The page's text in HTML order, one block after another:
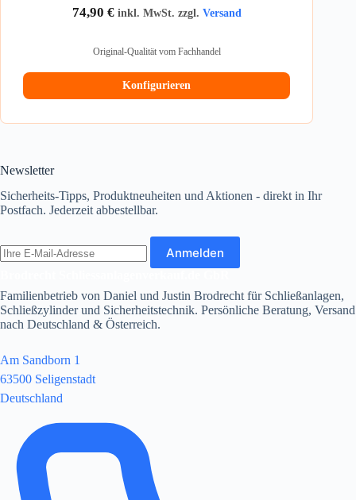
74,90 € inkl. MwSt. zzgl. Versand
Original-Qualität vom Fachhandel
Konfigurieren
Newsletter
Sicherheits-Tipps, Produktneuheiten und Aktionen - direkt in Ihr
Postfach. Jederzeit abbestellbar.
E-
Mail-
Anmelden
Familienbetrieb von Daniel und Justin Brodrecht für Schließanlagen,
Schließzylinder und Sicherheitstechnik. Persönliche Beratung, Versand
nach Deutschland & Österreich.
Am Sandborn 1
63500 Seligenstadt
Deutschland